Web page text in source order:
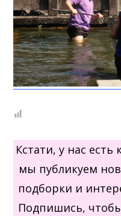
Кстати, у нас
мы публикуем
подборки и
Подпишись,